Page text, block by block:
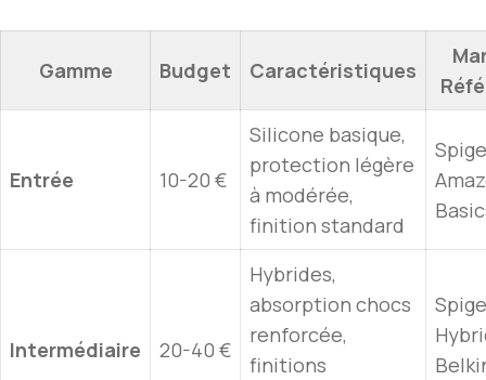
Gamme Budget Caractéristiques
Entrée 10-20 €
Silicone basique,
protection légère
à modérée,
finition standard
Intermédiaire 20-40 €
Hybrides,
absorption chocs
renforcée,
finitions